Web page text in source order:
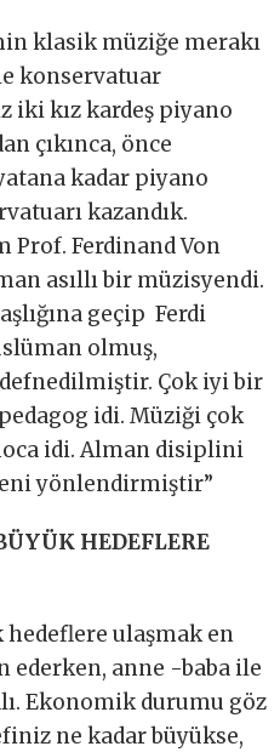
klasik müziğe merakı
konservatuar
iki kız kardeş piyano
çıkınca, önce
kadar piyano
kazandık.
Prof. Ferdinand Von
asıllı bir müzisyendi.
geçip Ferdi
olmuş,
Çok iyi bir
idi. Müziği çok
idi. Alman disiplini
yönlendirmiştir”
HEDEFLERE
hedeflere ulaşmak en
ederken, anne -baba ile
Ekonomik durumu göz
ne kadar büyükse,